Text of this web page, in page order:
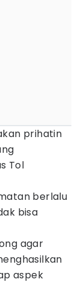
prihatin
Tol
berlalu
bisa
agar
aspek